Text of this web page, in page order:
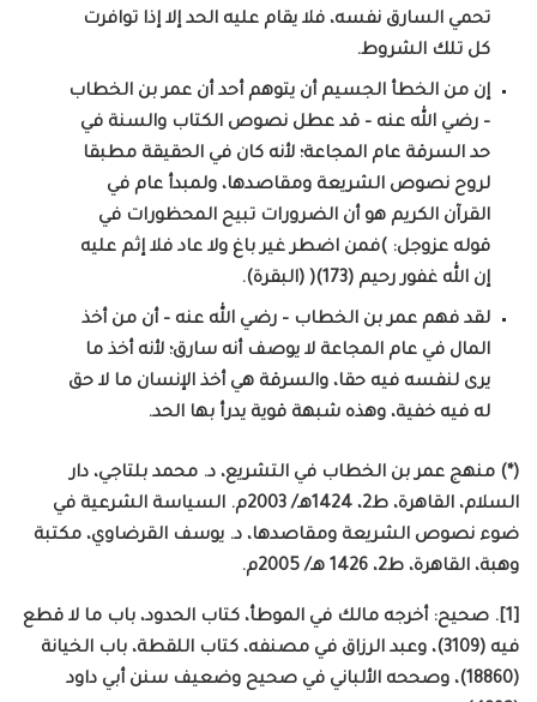
تحمي السارق نفسه، فلا يقام عليه الحد إلا إذا توافرت
كل تلك الشروط.
إن من الخطأ الجسيم أن يتوهم أحد أن عمر بن الخطاب
– رضي الله عنه – قد عطل نصوص الكتاب والسنة في
حد السرقة عام المجاعة؛ لأنه كان في الحقيقة مطبقا
لروح نصوص الشريعة ومقاصدها، ولمبدأ عام في
القرآن الكريم هو أن الضرورات تبيح المحظورات في
قوله عزوجل: )فمن اضطر غير باغ ولا عاد فلا إثم عليه
إن الله غفور رحيم (173)( (البقرة).
لقد فهم عمر بن الخطاب – رضي الله عنه – أن من أخذ
المال في عام المجاعة لا يوصف أنه سارق؛ لأنه أخذ ما
يرى لنفسه فيه حقا، والسرقة هي أخذ الإنسان ما لا حق
له فيه خفية، وهذه شبهة قوية يدرأ بها الحد.
(*) منهج عمر بن الخطاب في التشريع، د. محمد بلتاجي، دار
السلام، القاهرة، ط2، 1424هـ/ 2003م. السياسة الشرعية في
ضوء نصوص الشريعة ومقاصدها، د. يوسف القرضاوي، مكتبة
وهبة، القاهرة، ط2، 1426 هـ/ 2005م.
[1]. صحيح: أخرجه مالك في الموطأ، كتاب الحدود، باب ما لا قطع
فيه (3109)، وعبد الرزاق في مصنفه، كتاب اللقطة، باب الخيانة
(18860)، وصححه الألباني في صحيح وضعيف سنن أبي داود